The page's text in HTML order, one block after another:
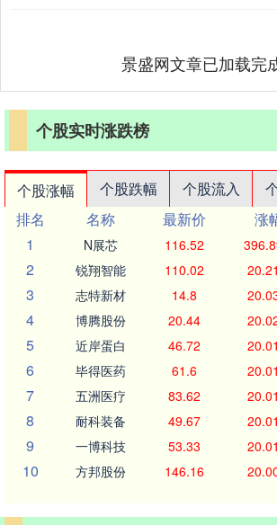
景盛网文章已加载完
个股实时涨跌榜
个股涨幅 个股跌幅 个股流入
排名
名称 最新价 涨
1
N展芯 116.52
2 锐翔智能 110.02
3 志特新材 14.8
4 博腾股份 20.44
5 近岸蛋白 46.72
6 毕得医药 61.6
7 五洲医疗 83.62
8 耐科装备 49.67
9 一博科技 53.33
10 方邦股份 146.16